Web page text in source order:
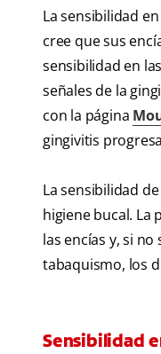
La sensibilidad
cree que sus
sensibilidad en
señales de la
con la página
gingivitis
La sensibilidad
higiene bucal. La
las encías y, si
tabaquismo, los
Sensibilidad